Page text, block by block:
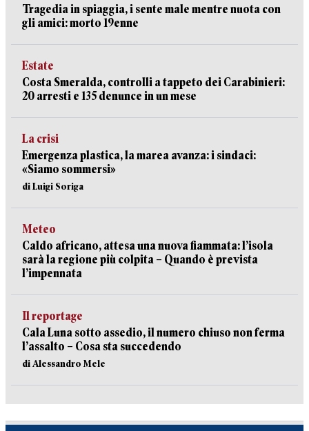
Tragedia in spiaggia, i sente male mentre nuota con
gli amici: morto 19enne
Estate
Costa Smeralda, controlli a tappeto dei Carabinieri:
20 arresti e 135 denunce in un mese
La crisi
Emergenza plastica, la marea avanza: i sindaci:
«Siamo sommersi»
di Luigi Soriga
Meteo
Caldo africano, attesa una nuova fiammata: l’isola
sarà la regione più colpita – Quando è prevista
l’impennata
Il reportage
Cala Luna sotto assedio, il numero chiuso non ferma
l’assalto – Cosa sta succedendo
di Alessandro Mele